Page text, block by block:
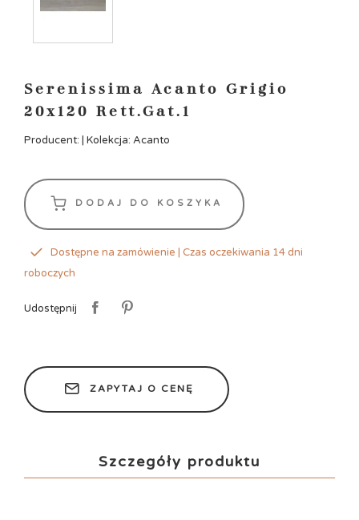
Serenissima Acanto Grigio
20x120 Rett.Gat.1
Producent: | Kolekcja: Acanto
DODAJ DO KOSZYKA
Dostępne na zamówienie | Czas oczekiwania 14 dni
roboczych
Udostępnij
ZAPYTAJ O CENĘ
Szczegóły produktu